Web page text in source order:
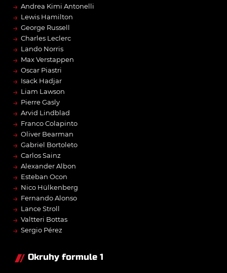
→ Andrea Kimi Antonelli
→ Lewis Hamilton
→ George Russell
→ Charles Leclerc
→ Lando Norris
→ Max Verstappen
→ Oscar Piastri
→ Isack Hadjar
→ Liam Lawson
→ Pierre Gasly
→ Arvid Lindblad
→ Franco Colapinto
→ Oliver Bearman
→ Gabriel Bortoleto
→ Carlos Sainz
→ Alexander Albon
→ Esteban Ocon
→ Nico Hülkenberg
→ Fernando Alonso
→ Lance Stroll
→ Valtteri Bottas
→ Sergio Pérez
Okruhy formule 1